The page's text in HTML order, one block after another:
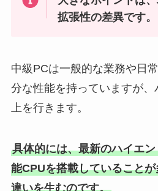
拡張性の差異です。
中級PCは一般的な業務や日
分な性能を持っていますが
上を行きます。
具体的には、最新のハイエ
能CPUを搭載していること
違いを生むのです。